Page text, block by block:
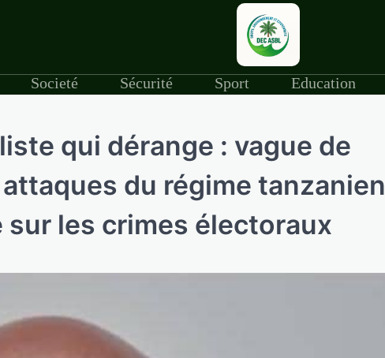
Societé Sécurité Sport Education
qui dérange : vague de
du régime tanzanien
les crimes électoraux